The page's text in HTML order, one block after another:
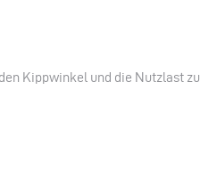
Kippwinkel und die Nutzlast zu